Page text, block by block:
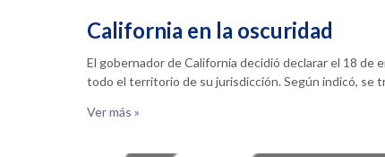
California en la oscuridad
El gobernador de California decidió declarar el 18 de
todo el territorio de su jurisdicción. Según indicó, se
Ver más »